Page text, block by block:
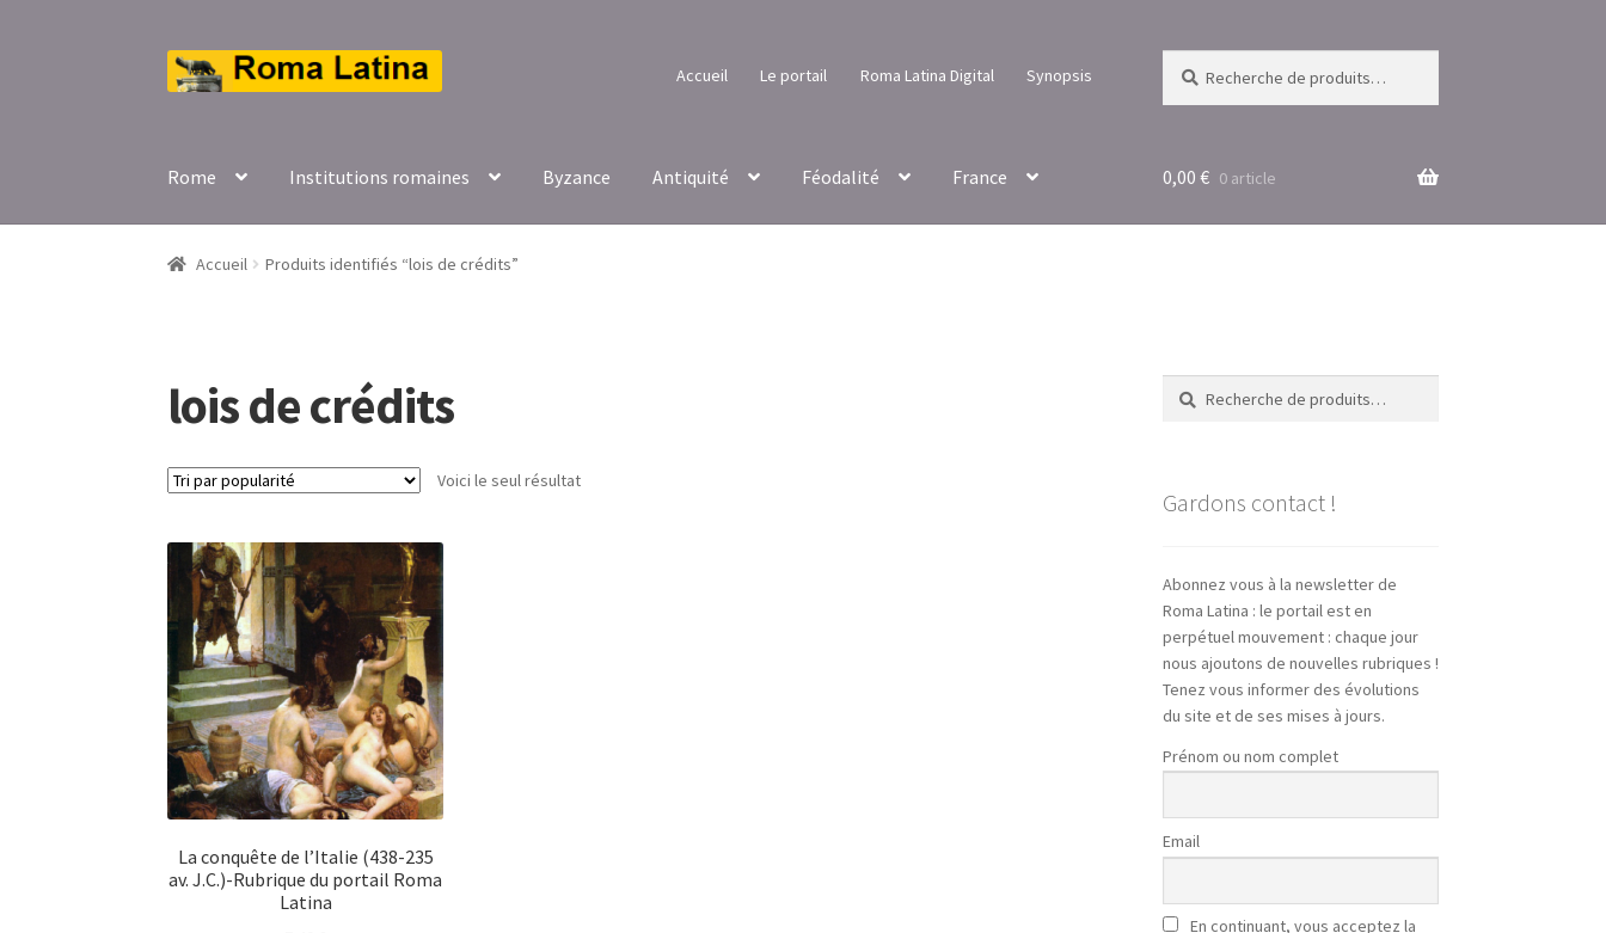
Aller
à
Aller
au
Accueil Le portail Roma Latina Digital Synopsis
pour :
Rome Institutions romaines Byzance Antiquité Féodalité France 0,00 € 0 article
Accueil Produits identifiés “lois de crédits”
lois de crédits
Voici le seul résultat
La conquête de l’Italie (438-235
av. J.C.)-Rubrique du portail Roma
Latina
Recherche
pour :
Recherche
Gardons contact !
Abonnez vous à la newsletter de
Roma Latina : le portail est en
perpétuel mouvement : chaque jour
nous ajoutons de nouvelles rubriques !
Tenez vous informer des évolutions
du site et de ses mises à jours.
Prénom ou nom complet
Email
En continuant, vous acceptez la